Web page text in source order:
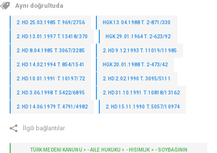
Aynı doğrultuda
2. HD 25.03.1985 T. 969/2756 HGK 13.04.1988 T. 2-871/330
2. HD 13.01.1997 T. 13418/370 HGK 29.01.1964 T. 2-623/92
2. HD 8.04.1985 T. 3067/3285 2. HD 9.12.1993 T. 11019/11985
2. HD 14.02.1994 T. 854/1541 HGK 20.01.1988 T. 2-473/42
2. HD 10.01.1991 T. 10197/72 2. HD 2.02.1990 T. 3095/5111
2. HD 3.06.1998 T. 5422/6895 2. HD 31.10.1991 T. 10818/13162
2. HD 14.06.1979 T. 4791/4982 2. HD 15.11.1990 T. 5057/10974
İlgili bağlantılar
TÜRK MEDENİ KANUNU > - AILE HUKUKU > - HISIMLIK > - SOYBAĞININ